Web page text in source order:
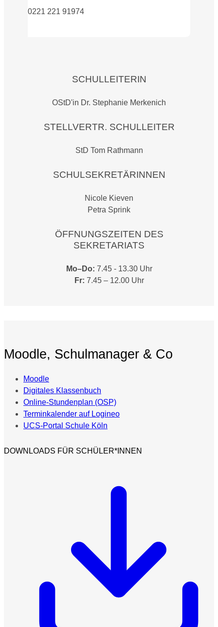
0221 221 91974
SCHULLEITERIN
OStD'in Dr. Stephanie Merkenich
STELLVERTR. SCHULLEITER
StD Tom Rathmann
SCHULSEKRETÄRINNEN
Nicole Kieven
Petra Sprink
ÖFFNUNGSZEITEN DES
SEKRETARIATS
Mo–Do: 7.45 - 13.30 Uhr
Fr: 7.45 – 12.00 Uhr
Moodle, Schulmanager & Co
Moodle
Digitales Klassenbuch
Online-Stundenplan (OSP)
Terminkalender auf Logineo
UCS-Portal Schule Köln
DOWNLOADS FÜR SCHÜLER*INNEN